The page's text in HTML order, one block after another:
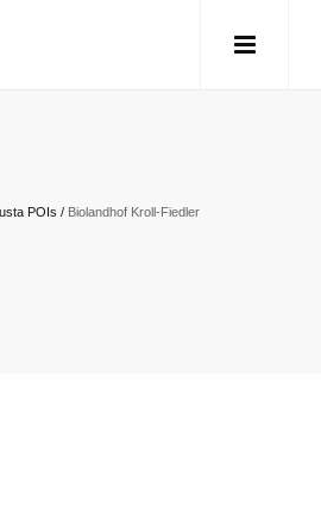
POIs / Biolandhof Kroll-Fiedler